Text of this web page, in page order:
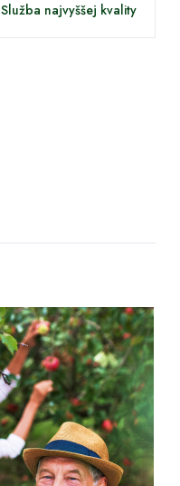
Služba najvyššej kvality